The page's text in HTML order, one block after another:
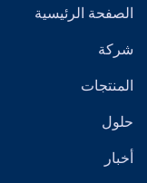
الصفحة الرئيسية
شركة
المنتجات
حلول
أخبار